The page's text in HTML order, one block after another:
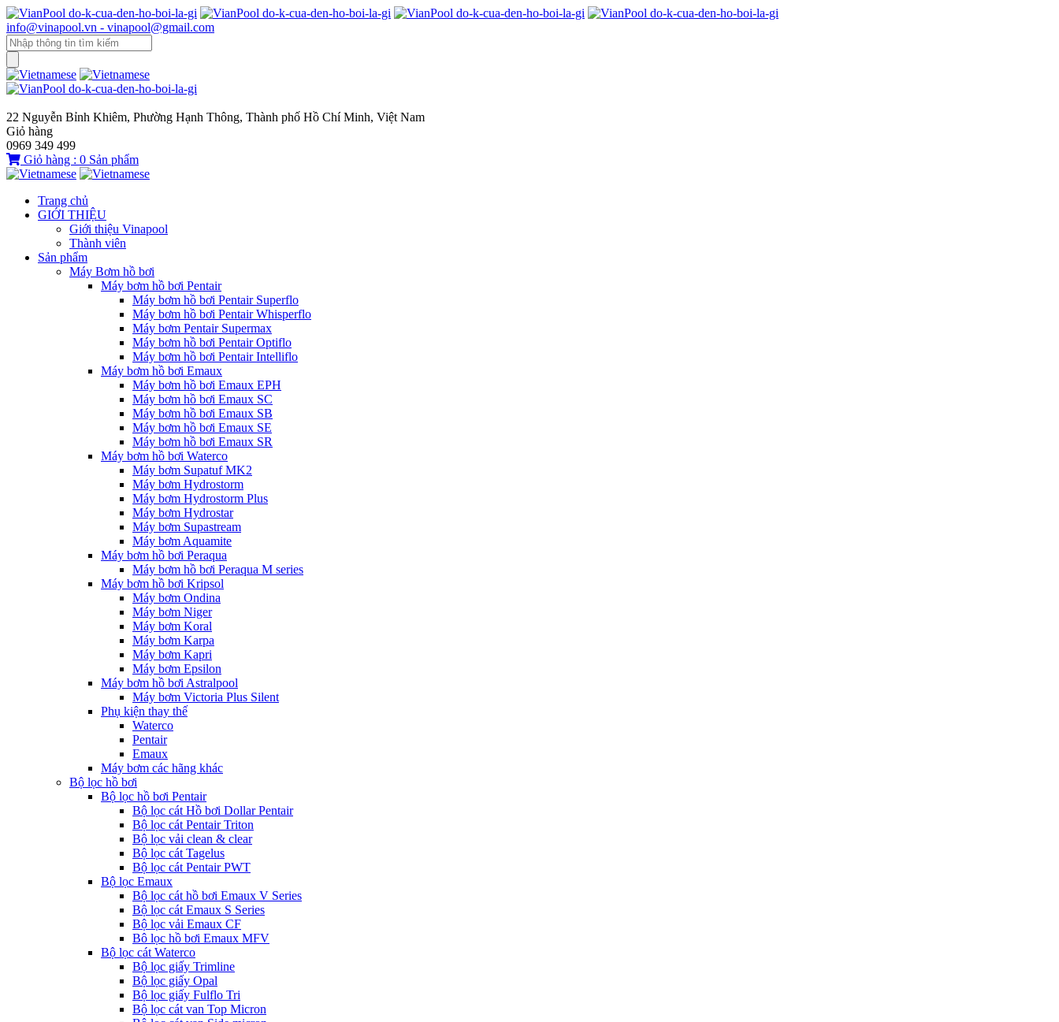
info@vinapool.vn - vinapool@gmail.com
22 Nguyễn Bỉnh Khiêm, Phường Hạnh Thông, Thành phố Hồ Chí Minh, Việt Nam
Giỏ hàng
0969 349 499
Giỏ hàng : 0 Sản phẩm
Trang chủ
GIỚI THIỆU
Giới thiệu Vinapool
Thành viên
Sản phẩm
Máy Bơm hồ bơi
Máy bơm hồ bơi Pentair
Máy bơm hồ bơi Pentair Superflo
Máy bơm hồ bơi Pentair Whisperflo
Máy bơm Pentair Supermax
Máy bơm hồ bơi Pentair Optiflo
Máy bơm hồ bơi Pentair Intelliflo
Máy bơm hồ bơi Emaux
Máy bơm hồ bơi Emaux EPH
Máy bơm hồ bơi Emaux SC
Máy bơm hồ bơi Emaux SB
Máy bơm hồ bơi Emaux SE
Máy bơm hồ bơi Emaux SR
Máy bơm hồ bơi Waterco
Máy bơm Supatuf MK2
Máy bơm Hydrostorm
Máy bơm Hydrostorm Plus
Máy bơm Hydrostar
Máy bơm Supastream
Máy bơm Aquamite
Máy bơm hồ bơi Peraqua
Máy bơm hồ bơi Peraqua M series
Máy bơm hồ bơi Kripsol
Máy bơm Ondina
Máy bơm Niger
Máy bơm Koral
Máy bơm Karpa
Máy bơm Kapri
Máy bơm Epsilon
Máy bơm hồ bơi Astralpool
Máy bơm Victoria Plus Silent
Phụ kiện thay thế
Waterco
Pentair
Emaux
Máy bơm các hãng khác
Bộ lọc hồ bơi
Bộ lọc hồ bơi Pentair
Bộ lọc cát Hồ bơi Dollar Pentair
Bộ lọc cát Pentair Triton
Bộ lọc vải clean & clear
Bộ lọc cát Tagelus
Bộ lọc cát Pentair PWT
Bộ lọc Emaux
Bộ lọc cát hồ bơi Emaux V Series
Bộ lọc cát Emaux S Series
Bộ lọc vải Emaux CF
Bô lọc hồ bơi Emaux MFV
Bộ lọc cát Waterco
Bộ lọc giấy Trimline
Bộ lọc giấy Opal
Bộ lọc giấy Fulflo Tri
Bộ lọc cát van Top Micron